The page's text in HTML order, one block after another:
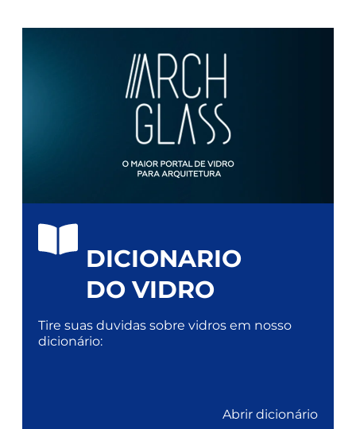
DICIONARIO
DO VIDRO
Tire suas duvidas sobre vidros em nosso
dicionário:
Abrir dicionário